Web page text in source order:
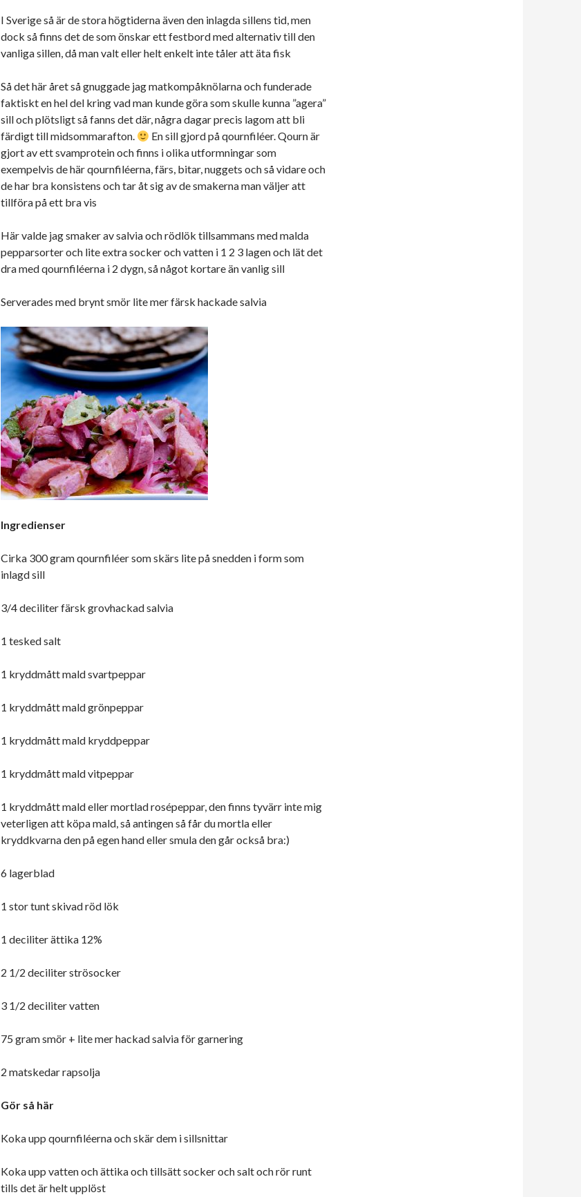
I Sverige så är de stora högtiderna även den inlagda sillens tid, men
dock så finns det de som önskar ett festbord med alternativ till den
vanliga sillen, då man valt eller helt enkelt inte tåler att äta fisk
Så det här året så gnuggade jag matkompåknölarna och funderade
faktiskt en hel del kring vad man kunde göra som skulle kunna ”agera”
sill och plötsligt så fanns det där, några dagar precis lagom att bli
färdigt till midsommarafton.
En sill gjord på qournfiléer. Qourn är
gjort av ett svamprotein och finns i olika utformningar som
exempelvis de här qournfiléerna, färs, bitar, nuggets och så vidare och
de har bra konsistens och tar åt sig av de smakerna man väljer att
tillföra på ett bra vis
Här valde jag smaker av salvia och rödlök tillsammans med malda
pepparsorter och lite extra socker och vatten i 1 2 3 lagen och lät det
dra med qournfiléerna i 2 dygn, så något kortare än vanlig sill
Serverades med brynt smör lite mer färsk hackade salvia
Ingredienser
Cirka 300 gram qournfiléer som skärs lite på snedden i form som
inlagd sill
3/4 deciliter färsk grovhackad salvia
1 tesked salt
1 kryddmått mald svartpeppar
1 kryddmått mald grönpeppar
1 kryddmått mald kryddpeppar
1 kryddmått mald vitpeppar
1 kryddmått mald eller mortlad rosépeppar, den finns tyvärr inte mig
veterligen att köpa mald, så antingen så får du mortla eller
kryddkvarna den på egen hand eller smula den går också bra:)
6 lagerblad
1 stor tunt skivad röd lök
1 deciliter ättika 12%
2 1/2 deciliter strösocker
3 1/2 deciliter vatten
75 gram smör + lite mer hackad salvia för garnering
2 matskedar rapsolja
Gör så här
Koka upp qournfiléerna och skär dem i sillsnittar
Koka upp vatten och ättika och tillsätt socker och salt och rör runt
tills det är helt upplöst